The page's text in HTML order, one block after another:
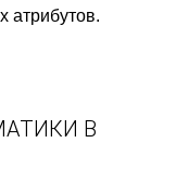
атрибутов.
В